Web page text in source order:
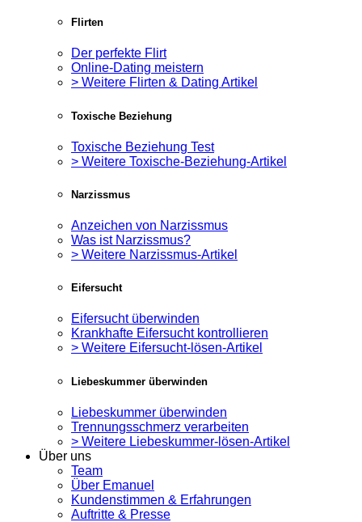
Flirten
Der perfekte Flirt
Online-Dating meistern
> Weitere Flirten & Dating Artikel
Toxische Beziehung
Toxische Beziehung Test
> Weitere Toxische-Beziehung-Artikel
Narzissmus
Anzeichen von Narzissmus
Was ist Narzissmus?
> Weitere Narzissmus-Artikel
Eifersucht
Eifersucht überwinden
Krankhafte Eifersucht kontrollieren
> Weitere Eifersucht-lösen-Artikel
Liebeskummer überwinden
Liebeskummer überwinden
Trennungsschmerz verarbeiten
> Weitere Liebeskummer-lösen-Artikel
Über uns
Team
Über Emanuel
Kundenstimmen & Erfahrungen
Auftritte & Presse